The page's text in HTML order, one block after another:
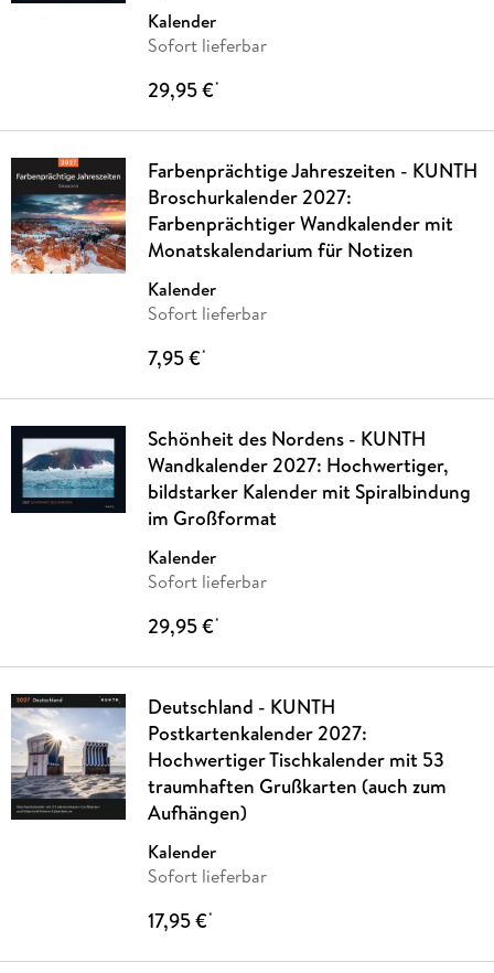
Kalender
Sofort lieferbar
29,95 €*
Farbenprächtige Jahreszeiten - KUNTH
Broschurkalender 2027:
Farbenprächtiger Wandkalender mit
Monatskalendarium für Notizen
Kalender
Sofort lieferbar
7,95 €*
Schönheit des Nordens - KUNTH
Wandkalender 2027: Hochwertiger,
bildstarker Kalender mit Spiralbindung
im Großformat
Kalender
Sofort lieferbar
29,95 €*
Deutschland - KUNTH
Postkartenkalender 2027:
Hochwertiger Tischkalender mit 53
traumhaften Grußkarten (auch zum
Aufhängen)
Kalender
Sofort lieferbar
17,95 €*